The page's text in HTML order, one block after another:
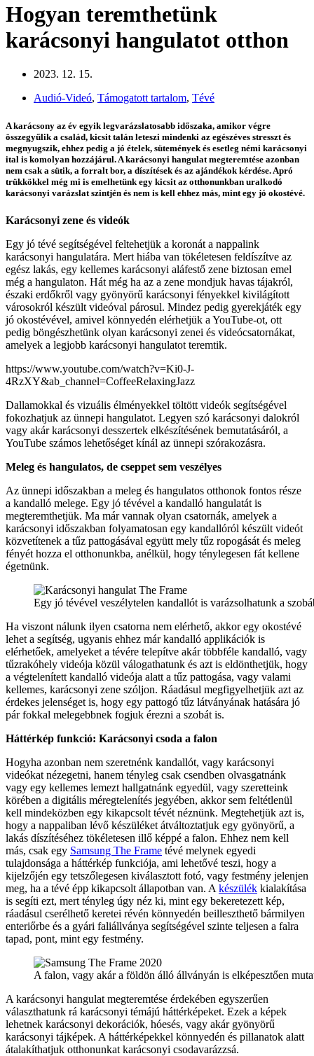
Hogyan teremthetünk
karácsonyi hangulatot otthon
2023. 12. 15.
Audió-Videó, Támogatott tartalom, Tévé
A karácsony az év egyik legvarázslatosabb időszaka, amikor végre
összegyűlik a család, kicsit talán leteszi mindenki az egészéves stresszt és
megnyugszik, ehhez pedig a jó ételek, sütemények és esetleg némi karácsonyi
ital is komolyan hozzájárul. A karácsonyi hangulat megteremtése azonban
nem csak a sütik, a forralt bor, a díszítések és az ajándékok kérdése. Apró
trükkökkel még mi is emelhetünk egy kicsit az otthonunkban uralkodó
karácsonyi varázslat szintjén és nem is kell ehhez más, mint egy jó okostévé.
Karácsonyi zene és videók
Egy jó tévé segítségével feltehetjük a koronát a nappalink
karácsonyi hangulatára. Mert hiába van tökéletesen feldíszítve az
egész lakás, egy kellemes karácsonyi aláfestő zene biztosan emel
még a hangulaton. Hát még ha az a zene mondjuk havas tájakról,
északi erdőkről vagy gyönyörű karácsonyi fényekkel kivilágított
városokról készült videóval párosul. Mindez pedig gyerekjáték egy
jó okostévével, amivel könnyedén elérhetjük a YouTube-ot, ott
pedig böngészhetünk olyan karácsonyi zenei és videócsatornákat,
amelyek a legjobb karácsonyi hangulatot teremtik.
https://www.youtube.com/watch?v=Ki0-J-
4RzXY&ab_channel=CoffeeRelaxingJazz
Dallamokkal és vizuális élményekkel töltött videók segítségével
fokozhatjuk az ünnepi hangulatot. Legyen szó karácsonyi dalokról
vagy akár karácsonyi desszertek elkészítésének bemutatásáról, a
YouTube számos lehetőséget kínál az ünnepi szórakozásra.
Meleg és hangulatos, de cseppet sem veszélyes
Az ünnepi időszakban a meleg és hangulatos otthonok fontos része
a kandalló melege. Egy jó tévével a kandalló hangulatát is
megteremthetjük. Ma már vannak olyan csatornák, amelyek a
karácsonyi időszakban folyamatosan egy kandallóról készült videót
közvetítenek a tűz pattogásával együtt mely tűz ropogását és meleg
fényét hozza el otthonunkba, anélkül, hogy ténylegesen fát kellene
égetnünk.
Egy jó tévével veszélytelen kandallót is varázsolhatunk a
Ha viszont nálunk ilyen csatorna nem elérhető, akkor egy okostévé
lehet a segítség, ugyanis ehhez már kandalló applikációk is
elérhetőek, amelyeket a tévére telepítve akár többféle kandalló, vagy
tűzrakóhely videója közül válogathatunk és azt is eldönthetjük, hogy
a végtelenített kandalló videója alatt a tűz pattogása, vagy valami
kellemes, karácsonyi zene szóljon. Ráadásul megfigyelhetjük azt az
érdekes jelenséget is, hogy egy pattogó tűz látványának hatására jó
pár fokkal melegebbnek fogjuk érezni a szobát is.
Háttérkép funkció: Karácsonyi csoda a falon
Hogyha azonban nem szeretnénk kandallót, vagy karácsonyi
videókat nézegetni, hanem tényleg csak csendben olvasgatnánk
vagy egy kellemes lemezt hallgatnánk egyedül, vagy szeretteink
körében a digitális méregtelenítés jegyében, akkor sem feltétlenül
kell mindeközben egy kikapcsolt tévét néznünk. Megtehetjük azt is,
hogy a nappaliban lévő készüléket átváltoztatjuk egy gyönyörű, a
lakás díszítéséhez tökéletesen illő képpé a falon. Ehhez nem kell
más, csak egy Samsung The Frame tévé melynek egyedi
tulajdonsága a háttérkép funkciója, ami lehetővé teszi, hogy a
kijelzőjén egy tetszőlegesen kiválasztott fotó, vagy festmény jelenjen
meg, ha a tévé épp kikapcsolt állapotban van. A készülék kialakítása
is segíti ezt, mert tényleg úgy néz ki, mint egy bekeretezett kép,
ráadásul cserélhető keretei révén könnyedén beilleszthető bármilyen
enteriőrbe és a gyári faliállványa segítségével szinte teljesen a falra
tapad, pont, mint egy festmény.
A falon, vagy akár a földön álló állványán is elképesztően
A karácsonyi hangulat megteremtése érdekében egyszerűen
választhatunk rá karácsonyi témájú háttérképeket. Ezek a képek
lehetnek karácsonyi dekorációk, hóesés, vagy akár gyönyörű
karácsonyi tájképek. A háttérképekkel könnyedén és pillanatok alatt
átalakíthatjuk otthonunkat karácsonyi csodavarázzsá.